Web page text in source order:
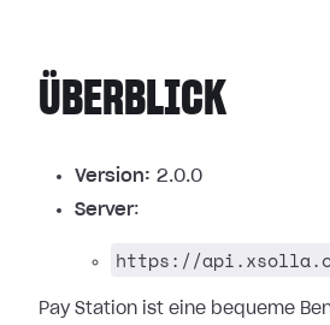
ÜBERBLICK
Version: 2.0.0
Server:
https://
Pay Station ist eine bequeme